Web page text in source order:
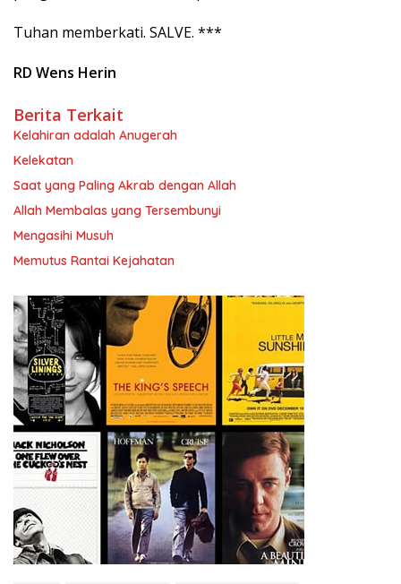
Tuhan memberkati. SALVE. ***
RD Wens Herin
Berita Terkait
Kelahiran adalah Anugerah
Kelekatan
Saat yang Paling Akrab dengan Allah
Allah Membalas yang Tersembunyi
Mengasihi Musuh
Memutus Rantai Kejahatan